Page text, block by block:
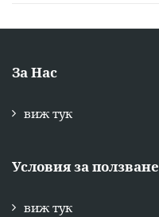
За Нас
виж тук
Условия за ползване
виж тук